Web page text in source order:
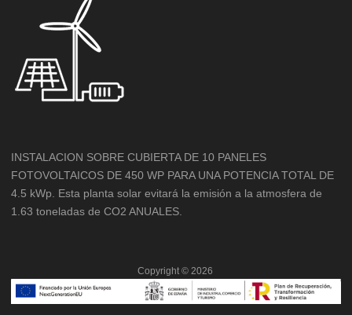
INSTALACION SOBRE CUBIERTA DE 10 PANELES
FOTOVOLTAICOS DE 450 WP PARA UNA POTENCIA TOTAL DE
4.5 kWp. Esta planta solar evitará la emisión a la atmosfera de
1.63 toneladas de CO2 ANUALES.
Copyright © 2026